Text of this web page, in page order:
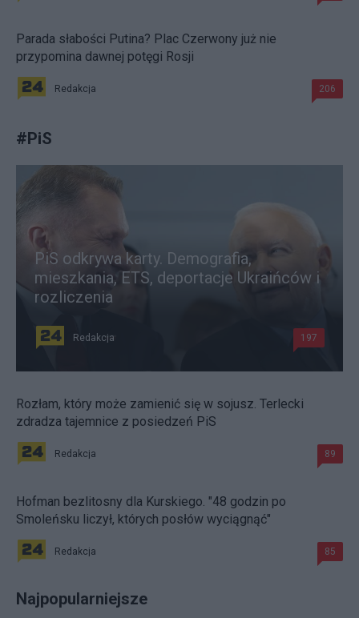
Parada słabości Putina? Plac Czerwony już nie
przypomina dawnej potęgi Rosji
Redakcja 206
#PiS
PiS odkrywa karty. Demografia,
mieszkania, ETS, deportacje Ukraińców i
rozliczenia
Redakcja 197
Rozłam, który może zamienić się w sojusz. Terlecki
zdradza tajemnice z posiedzeń PiS
Redakcja 89
Hofman bezlitosny dla Kurskiego. "48 godzin po
Smoleńsku liczył, których posłów wyciągnąć"
Redakcja 85
Najpopularniejsze